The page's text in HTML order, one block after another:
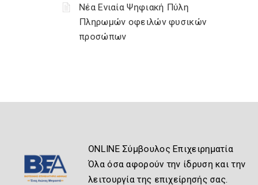
Νέα Ενιαία Ψηφιακή Πύλη
Πληρωμών οφειλών φυσικών
προσώπων
ONLINE Σύμβουλος Επιχειρηματία
Όλα όσα αφορούν την ίδρυση και την
λειτουργία της επιχείρησής σας.